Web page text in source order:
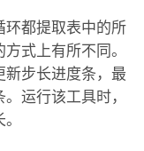
环都提取表中的所
式上有所不同。
新步长进度条，最
运行该工具时，